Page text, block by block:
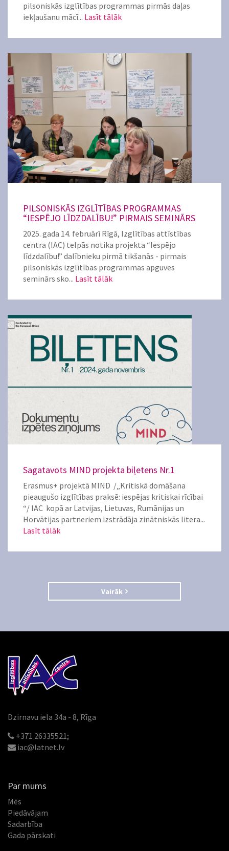
pilsoniskās izglītības programmas pirmās daļas
iekļaušanu mācī... Lasīt tālāk
PILSONISKĀS IZGLĪTĪBAS PROGRAMMAS
“IESPĒJO LĪDZDALĪBU!” PIRMAIS SEMINĀRS
2025. gada 14. februārī Rīgā, Izglītības attīstības
centra (IAC) telpās notika projekta “Iespējo
līdzdalību!” dalībnieku pirmā tikšanās - pirmais
pilsoniskās izglītības programmas apguves
seminārs sko... Lasīt tālāk
Sagatavots MIND projekta biļetens Nr.1
Erasmus+ projektā MIND /„Kritiskā domāšana
pieaugušo izglītības praksē: iespējas kritiskai rīcībai
“/ IAC kopā ar Latvijas, Lietuvas, Rumānijas un
Horvātijas partneriem izstrādāja zinātniskās litera...
Lasīt tālāk
Vairāk
Dzirnavu iela 34a - 8, Rīga
+371 26335521;
iac@latnet.lv
Par mums
Mēs
Piedāvājam
Sadarbība
Gada pārskati